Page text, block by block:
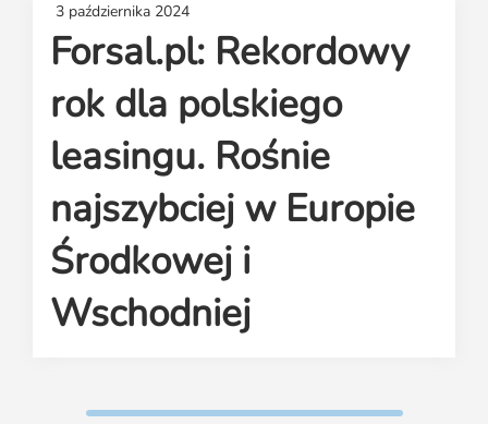
Związek
Władze
Członkowie
Statut
Sąd koleżeński
Współpraca międzynarodowa
Historia ZPL
Członkostwo
Zespół ZPL
Partnerzy ZPL
Subskrybuj Leaseletter
Leasing
Artykuły
Poradniki
Podcasty
Raporty i badania
Słownik
Dla początkujących
Znajdź leasingodawcę
Aktualności
Aktualności
Wydarzenia
Wydarzenia
Kalendarz
Szkolenia
Patronaty
Archiwum
Statystyki
Media
Informacje prasowe
Informacje prasowe firm członkowskich
Media o leasingu
Materiały do pobrania
Kontakt
Kontakt
Klauzule informacyjne
3 października 2024
Forsal.pl: Rekordowy
rok dla polskiego
leasingu. Rośnie
najszybciej w Europie
Środkowej i
Wschodniej